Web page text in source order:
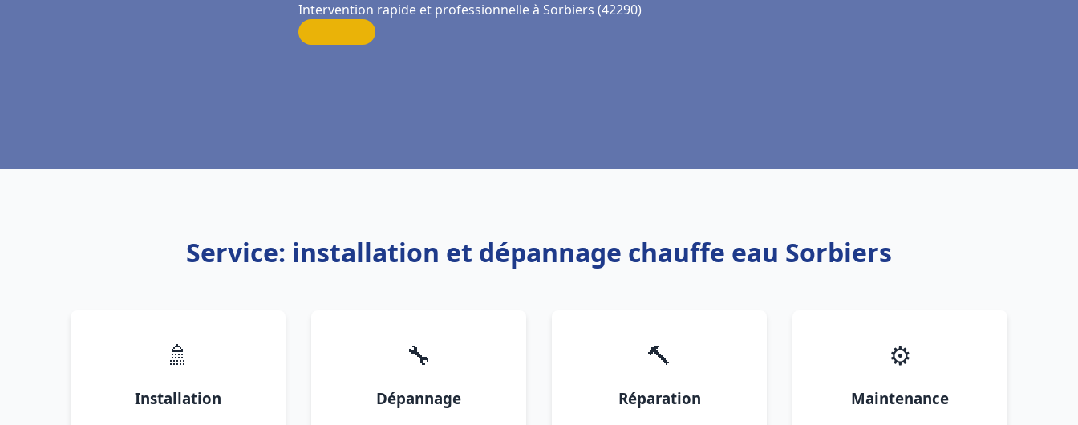
Intervention rapide et professionnelle à Sorbiers (42290)
Service: installation et dépannage chauffe eau Sorbiers
🚿
Installation
🔧
Dépannage
🔨
Réparation
⚙️
Maintenance